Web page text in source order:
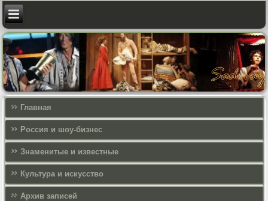
Главная
Россия и шоу-бизнес
Знаменитые и известные
Культура и искусcтво
Архив записей